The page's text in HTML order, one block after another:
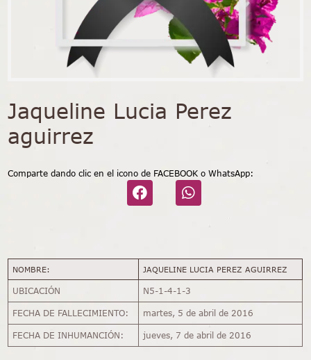
Jaqueline Lucia Perez
aguirrez
Comparte dando clic en el icono de FACEBOOK o WhatsApp:
NOMBRE: JAQUELINE LUCIA PEREZ AGUIRREZ
UBICACIÓN N5-1-4-1-3
FECHA DE FALLECIMIENTO: martes, 5 de abril de 2016
FECHA DE INHUMANCIÓN: jueves, 7 de abril de 2016